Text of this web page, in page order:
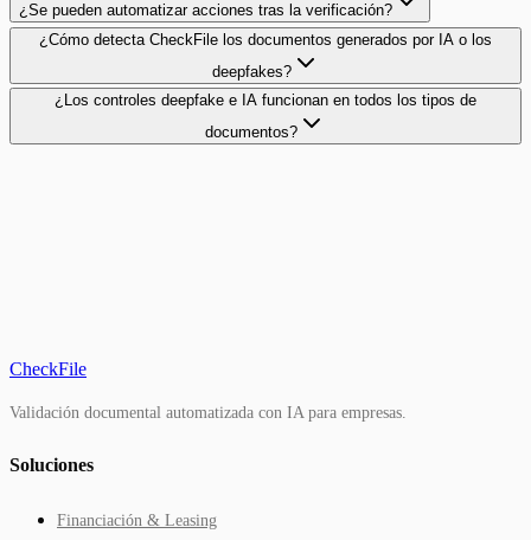
¿Se pueden automatizar acciones tras la verificación?
¿Cómo detecta CheckFile los documentos generados por IA o los
deepfakes?
¿Los controles deepfake e IA funcionan en todos los tipos de
documentos?
CheckFile
Validación documental automatizada con IA para empresas.
Soluciones
Financiación & Leasing